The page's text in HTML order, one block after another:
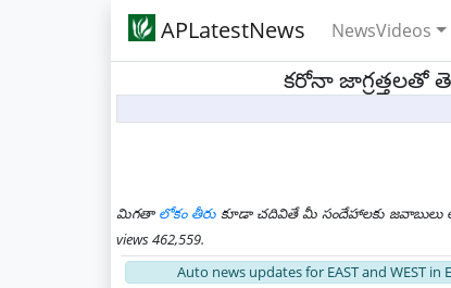
APLatestNews NewsVideos
కరోనా జాగ్రత్తలతో
మిగతా లోకం తీరుకూడా చదివితే మీ సందేహాలకు జవాబులు
views 462,559.
Auto news updates for EAST and WEST